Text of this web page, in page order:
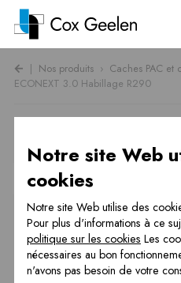
| Nos produits › Caches PAC et
ECONEXT 3.0 Habillage R290
Caches PAC et climatisation
Chauffage par le sol
Systèmes d'évacuation de
Cheminées PREFAB
Notre site Web
cookies
Notre site Web utilise des
Pour plus d'informations à ce
politique sur les cookies Les
nécessaires au bon
n'avons pas besoin de votre